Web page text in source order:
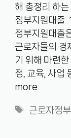
해 총정리 하
정부지원대출
정부지원대출
근로자들의 경
기 위해 마련
정, 교육, 사업
more
Tags
근로자정